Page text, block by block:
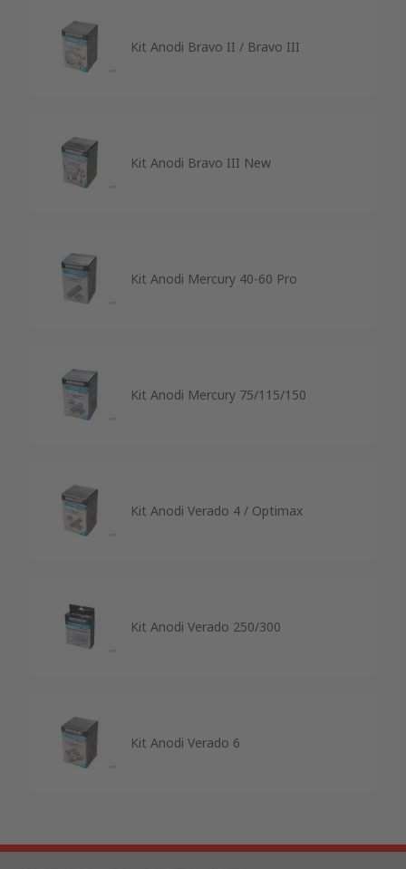
Kit Anodi Bravo II / Bravo III
Kit Anodi Bravo III New
Kit Anodi Mercury 40-60 Pro
Kit Anodi Mercury 75/115/150
Kit Anodi Verado 4 / Optimax
Kit Anodi Verado 250/300
Kit Anodi Verado 6